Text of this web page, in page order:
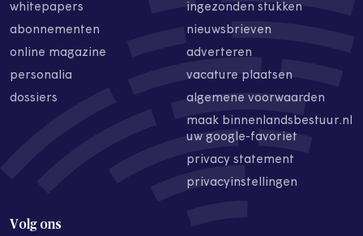
whitepapers
abonnementen
online magazine
personalia
dossiers
ingezonden stukken
nieuwsbrieven
adverteren
vacature plaatsen
algemene voorwaarden
maak binnenlandsbestuur.nl
uw google-favoriet
privacy statement
privacyinstellingen
Volg ons